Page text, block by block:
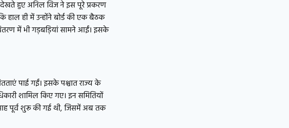
देखते हुए अनिल विज ने इस पूरे प्रकरण
हाल ही में उन्होंने बोर्ड की एक बैठक
में भी गड़बड़ियां सामने आईं। इसके
पाई गईं। इसके पश्चात राज्य के
शामिल किए गए। इन समितियों
माह पूर्व शुरू की गई थी, जिसमें अब तक